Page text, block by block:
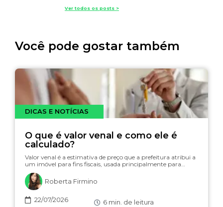
Ver todos os posts >
Você pode gostar também
DICAS E NOTÍCIAS
O que é valor venal e como ele é
calculado?
Valor venal é a estimativa de preço que a prefeitura atribui a
um imóvel para fins fiscais, usada principalmente para…
Roberta Firmino
22/07/2026 6 min. de leitura